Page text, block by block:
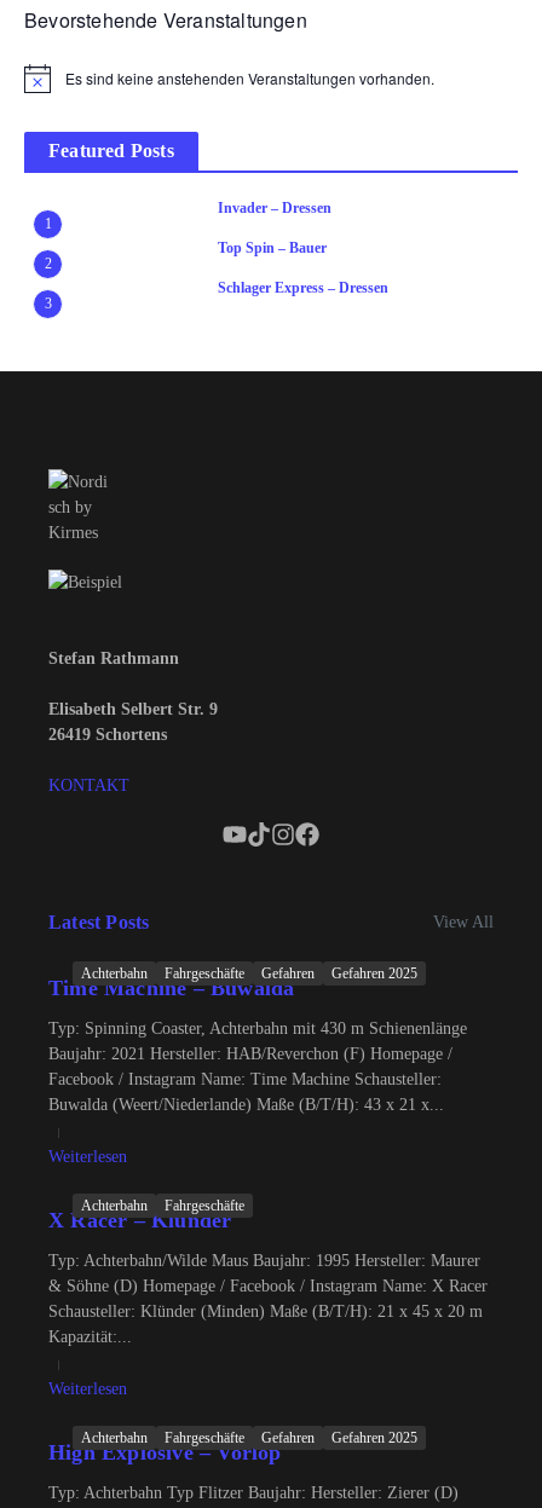
Bevorstehende Veranstaltungen
HinweisEs sind keine anstehenden Veranstaltungen vorhanden.
Featured Posts
1
Invader – Dressen
2
Top Spin – Bauer
3
Schlager Express – Dressen
Stefan Rathmann
Elisabeth Selbert Str. 9
26419 Schortens
KONTAKT
Latest Posts View All
Achterbahn Fahrgeschäfte Gefahren Gefahren 2025
Time Machine – Buwalda
Typ: Spinning Coaster, Achterbahn mit 430 m Schienenlänge
Baujahr: 2021 Hersteller: HAB/Reverchon (F) Homepage /
Facebook / Instagram Name: Time Machine Schausteller:
Buwalda (Weert/Niederlande) Maße (B/T/H): 43 x 21 x...
Weiterlesen
Achterbahn Fahrgeschäfte
X Racer – Klünder
Typ: Achterbahn/Wilde Maus Baujahr: 1995 Hersteller: Maurer
& Söhne (D) Homepage / Facebook / Instagram Name: X Racer
Schausteller: Klünder (Minden) Maße (B/T/H): 21 x 45 x 20 m
Kapazität:...
Weiterlesen
Achterbahn Fahrgeschäfte Gefahren Gefahren 2025
High Explosive – Vorlop
Typ: Achterbahn Typ Flitzer Baujahr: Hersteller: Zierer (D)